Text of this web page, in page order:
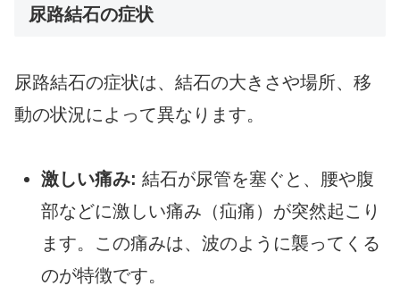
尿路結石の症状
尿路結石の症状は、結石の大きさや場所、移
動の状況によって異なります。
激しい痛み: 結石が尿管を塞ぐと、腰や腹
部などに激しい痛み（疝痛）が突然起こり
ます。この痛みは、波のように襲ってくる
のが特徴です。